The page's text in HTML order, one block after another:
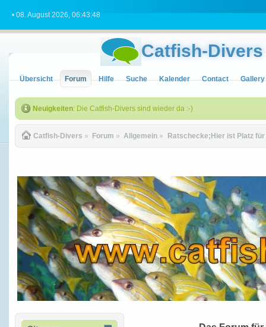
• 08. August 2026, 06:43:48
Catfish-Divers
Übersicht Forum Hilfe Suche Kalender Contact Gallery
Neuigkeiten: Die Catfish-Divers sind wieder da :-)
Catfish-Divers » Forum » Allgemein » Ratschecke;Hier ist Platz